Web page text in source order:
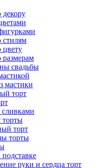
стилям
цвету
свадьбы
мастики
торт
торты
торт
торты
руки и сердца торт